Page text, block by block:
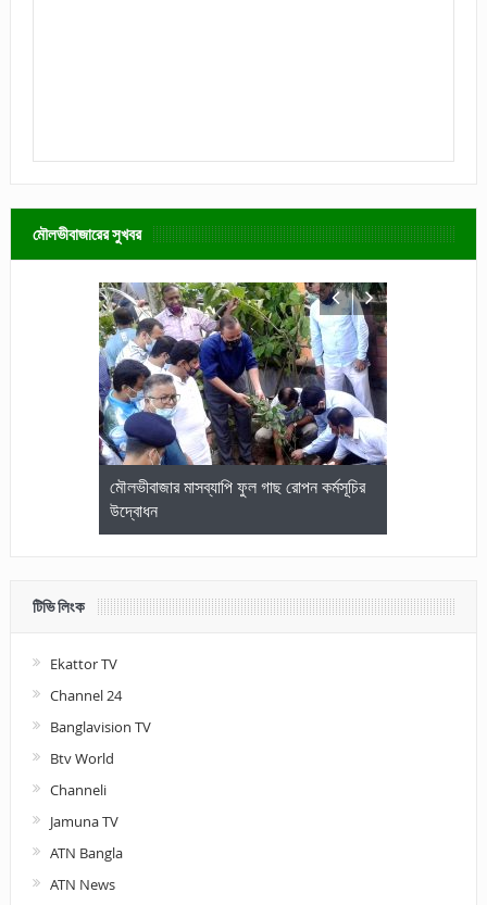
মৌলভীবাজারের সুখবর
মৌলভীবাজার মাসব্যাপি ফুল গাছ রোপন কর্মসূচির
উদ্বোধন
টিভি লিংক
Ekattor TV
Channel 24
Banglavision TV
Btv World
Channeli
Jamuna TV
ATN Bangla
ATN News